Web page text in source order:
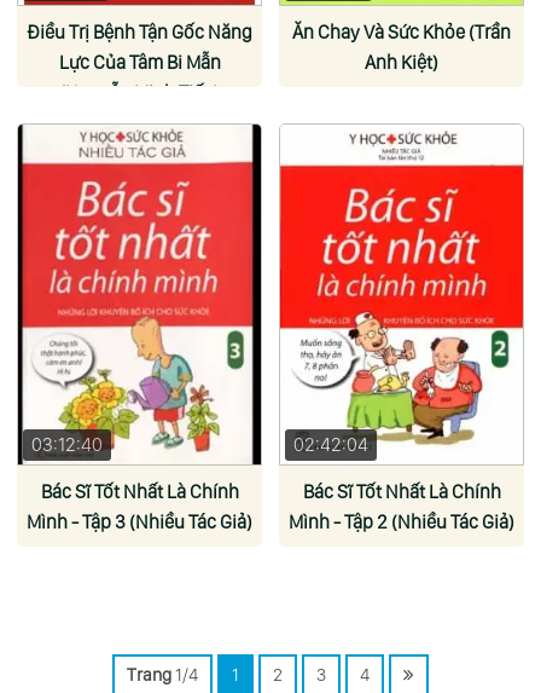
Điều Trị Bệnh Tận Gốc Năng
Lực Của Tâm Bi Mẫn
(Nguyễn Minh Tiến)
Ăn Chay Và Sức Khỏe (Trần
Anh Kiệt)
03:12:40
Bác Sĩ Tốt Nhất Là Chính
Mình - Tập 3 (Nhiều Tác Giả)
02:42:04
Bác Sĩ Tốt Nhất Là Chính
Mình - Tập 2 (Nhiều Tác Giả)
Trang 1/4 1 2 3 4